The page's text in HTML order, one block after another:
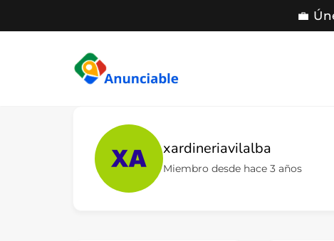
💼
xardineriavilalba
Miembro desde hace 3 años